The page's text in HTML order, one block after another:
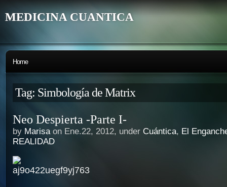
MEDICINA CUANTICA
Home
Tag: Simbología de Matrix
Neo Despierta -Parte I-
by Marisaon Ene.22, 2012, under Cuántica, El
REALIDAD